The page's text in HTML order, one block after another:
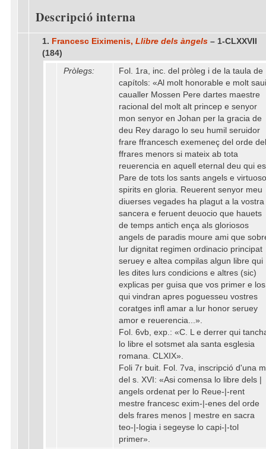
Descripció interna
1. Francesc Eiximenis, Llibre dels àngels – 1-CLXXVII
(184)
Pròlegs:
Fol. 1ra, inc. del pròleg i de la taula de
capítols: «Al molt honorable e molt saui
caualler Mossen Pere dartes maestre
racional del molt alt princep e senyor
mon senyor en Johan per la gracia de
deu Rey darago lo seu humil seruidor
frare ffrancesch exemeneç del orde
ffrares menors si mateix ab tota
reuerencia en aquell eternal deu qui es
Pare de tots los sants angels e
spirits en gloria. Reuerent senyor meu
diuerses vegades ha plagut a la vostra
sancera e feruent deuocio que hauets
de temps antich ença als gloriosos
angels de paradis moure ami que
lur dignitat regimen ordinacio principat
seruey e altea compilas algun libre qui
les dites lurs condicions e altres (sic)
explicas per guisa que vos primer e los
qui vindran apres poguesseu vostres
coratges infl amar a lur honor seruey
amor e reuerencia...».
Fol. 6vb, exp.: «C. L e derrer qui
lo libre el sotsmet ala santa esglesia
romana. CLXIX».
Foli 7r buit. Fol. 7va, inscripció d'una
del s. XVI: «Asi comensa lo libre dels |
angels ordenat per lo Reue-|-rent
mestre francesc exim-|-enes del orde
dels frares menos | mestre en sacra
teo-|-logia i segeyse lo capi-|-tol
primer».